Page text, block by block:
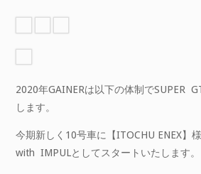
2020年GAINERは以下の体制でSUPER
します。
今期新しく10号車に【ITOCHU ENEX】
with IMPULとしてスタートいたします。